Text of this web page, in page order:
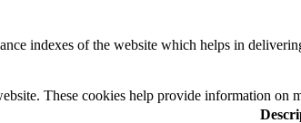
indexes of the website which helps in
These cookies help provide information on